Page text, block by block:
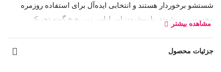
شستشو برخوردار هستند و انتخابی ایده‌آل برای استفاده روزمره
محسوب می‌شوند. با پوشیدن این لباس زیر، هیچ گونه تحریک
آرامش در تمام طول روز همراه شما خواهد بود.
مشاهده بیشتر
جزئیات محصول